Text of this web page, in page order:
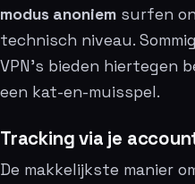
modus anoniem surfen
technisch niveau.
VPN’s bieden hiertegen
een kat-en-muisspel.
Tracking via je
De makkelijkste manier